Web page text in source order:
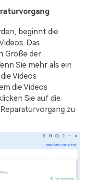
beginnt die
Das
Größe der
Sie mehr als ein
Videos
die Videos
Sie auf die
zu